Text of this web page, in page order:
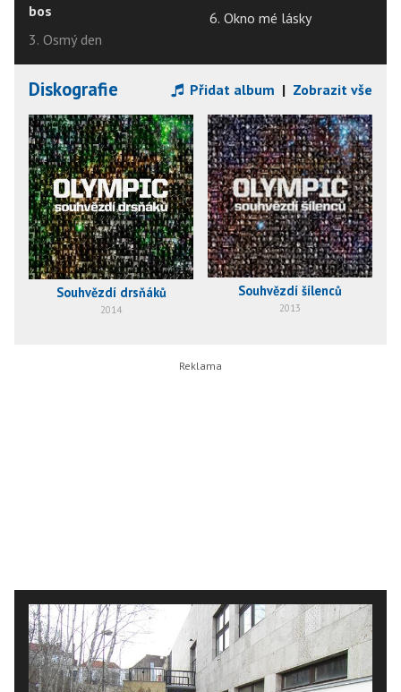
bos
3. Osmý den
6. Okno mé lásky
Diskografie Přidat album | Zobrazit vše
Souhvězdí drsňáků
2014
Souhvězdí šílenců
2013